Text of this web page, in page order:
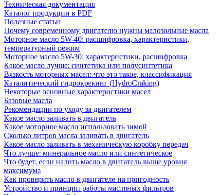
Техническая документация
Каталог продукции в PDF
Полезные статьи
Почему современному двигателю нужны малозольные масла
Моторное масло 5W-40: расшифровка, характеристики,
температурный режим
Моторное масло 5W-30: характеристики, расшифровка
Какое масло лучше: синтетика или полусинтетика
Вязкость моторных масел: что это такое, классификация
Каталитический гидрокрекинг (НydroСraking)
Некоторые основные характеристики масел
Базовые масла
Рекомендации по уходу за двигателем
Какое масло заливать в двигатель
Какое моторное масло использовать зимой
Сколько литров масла заливать в двигатель
Какое масло заливать в механическую коробку передач
Что лучше: минеральное масло или синтетическое
Что будет, если налить масло в двигатель выше уровня
максимума
Как проверить масло в двигателе на пригодность
Устройство и принцип работы масляных фильтров